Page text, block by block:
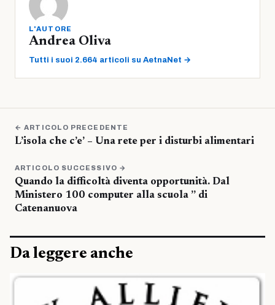
L'AUTORE
Andrea Oliva
Tutti i suoi 2.664 articoli su AetnaNet →
← ARTICOLO PRECEDENTE
L’isola che c’e’ – Una rete per i disturbi alimentari
ARTICOLO SUCCESSIVO →
Quando la difficoltà diventa opportunità. Dal
Ministero 100 computer alla scuola ” di
Catenanuova
Da leggere anche